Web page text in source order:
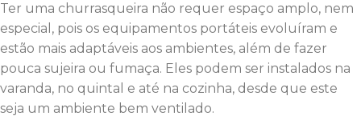
Ter uma churrasqueira não requer espaço amplo, nem
especial, pois os equipamentos portáteis evoluíram e
estão mais adaptáveis aos ambientes, além de fazer
pouca sujeira ou fumaça. Eles podem ser instalados na
varanda, no quintal e até na cozinha, desde que este
seja um ambiente bem ventilado.